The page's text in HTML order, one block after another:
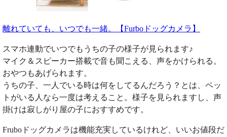
離れていても、いつでも一緒。【Furboドッグカメラ】
スマホ連動でいつでもうちの子の様子が見られます♪
マイク＆スピーカー搭載で音も聞こえる、声をかけられる。
おやつもあげられます。
うちの子、一人でいる時は何をしてるんだろう？とは、ペッ
トがいる人なら一度は考えること。様子を見られますし、声
掛けは寂しがり屋の子におすすめです。
Fruboドッグカメラは機能充実しているけれど、いいお値段だ